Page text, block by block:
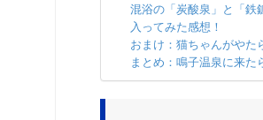
混浴の「炭酸泉」と「鉄
入ってみた感想！
おまけ：猫ちゃんがやた
まとめ：鳴子温泉に来た